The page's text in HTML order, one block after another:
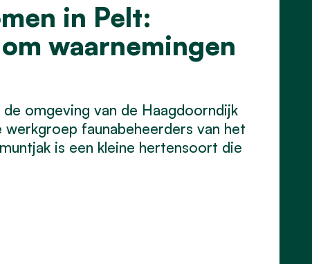
in Pelt:
waarnemingen
omgeving van de Haagdoorndijk
faunabeheerders van het
is een kleine hertensoort die